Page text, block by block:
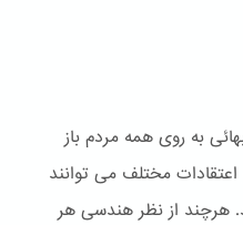
به روی همه مردم باز
مختلف می توانند
هرچند از نظر هندسی هر